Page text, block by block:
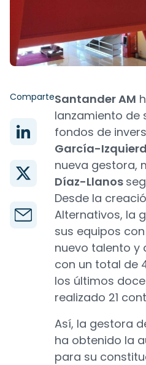
ComparteSantander AM
lanzamiento de
fondos de
García-
nueva gestora,
Díaz-Llanos
Desde la
Alternativos, la
sus equipos
nuevo talento y
con un total de
los últimos
realizado 21
Así, la gestora
ha obtenido la
para su